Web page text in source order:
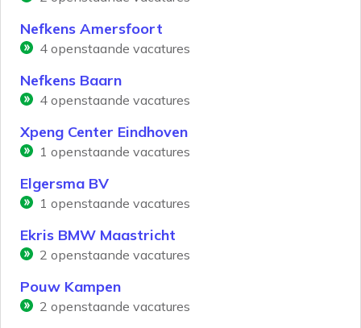
Nefkens Amersfoort
4 openstaande vacatures
Nefkens Baarn
4 openstaande vacatures
Xpeng Center Eindhoven
1 openstaande vacatures
Elgersma BV
1 openstaande vacatures
Ekris BMW Maastricht
2 openstaande vacatures
Pouw Kampen
2 openstaande vacatures